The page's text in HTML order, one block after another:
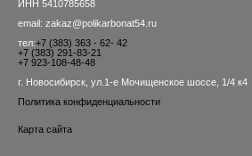
ИНН 5410785658
email: zakaz@polikarbonat54.ru
тел:+7 (383) 363 - 62- 42
+7 (383) 291-83-21
+7 923-108-48-48
г. Новосибирск, ул.1-е Мочищенское шоссе, 1/4 к4
Политика конфиденциальности
Карта сайта